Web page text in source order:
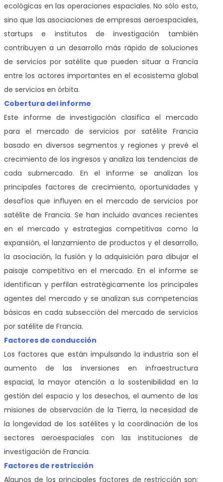
ecológicas en las operaciones espaciales. No sólo esto,
sino que las asociaciones de empresas aeroespaciales,
startups e institutos de investigación también
contribuyen a un desarrollo más rápido de soluciones
de servicios por satélite que pueden situar a Francia
entre los actores importantes en el ecosistema global
de servicios en órbita.
Cobertura del informe
Este informe de investigación clasifica el mercado
para el mercado de servicios por satélite Francia
basado en diversos segmentos y regiones y prevé el
crecimiento de los ingresos y analiza las tendencias de
cada submercado. En el informe se analizan los
principales factores de crecimiento, oportunidades y
desafíos que influyen en el mercado de servicios por
satélite de Francia. Se han incluido avances recientes
en el mercado y estrategias competitivas como la
expansión, el lanzamiento de productos y el desarrollo,
la asociación, la fusión y la adquisición para dibujar el
paisaje competitivo en el mercado. En el informe se
identifican y perfilan estratégicamente los principales
agentes del mercado y se analizan sus competencias
básicas en cada subsección del mercado de servicios
por satélite de Francia.
Factores de conducción
Los factores que están impulsando la industria son el
aumento de las inversiones en infraestructura
espacial, la mayor atención a la sostenibilidad en la
gestión del espacio y los desechos, el aumento de las
misiones de observación de la Tierra, la necesidad de
la longevidad de los satélites y la coordinación de los
sectores aeroespaciales con las instituciones de
investigación de Francia.
Factores de restricción
Algunos de los principales factores de restricción son: